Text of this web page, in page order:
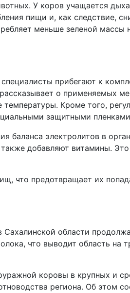
У коров учащается
пищи и, как следствие,
меньше зеленой
прибегают к
о применяемых
Кроме того,
защитными
баланса электролитов в
добавляют витамины.
что предотвращает их
Сахалинской области
что выводит область на
коровы в крупных и
региона. Об этом